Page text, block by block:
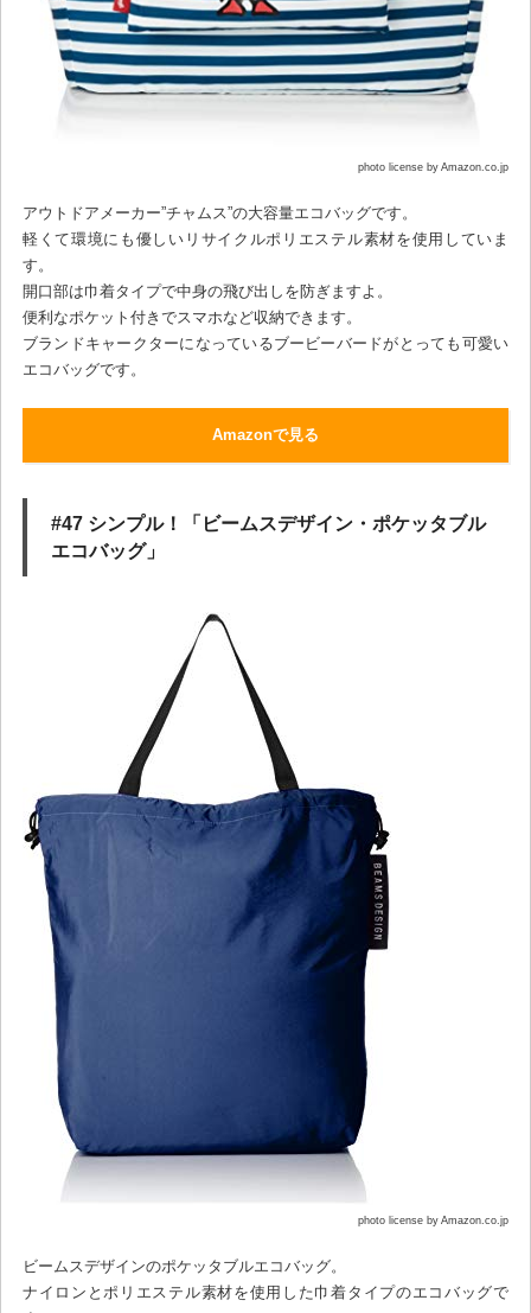
photo license by Amazon.co.jp
アウトドアメーカー”チャムス”の大容量エコバッグです。
軽くて環境にも優しいリサイクルポリエステル素材を使用していま
す。
開口部は巾着タイプで中身の飛び出しを防ぎますよ。
便利なポケット付きでスマホなど収納できます。
ブランドキャークターになっているブービーバードがとっても可愛い
エコバッグです。
Amazonで見る
#47 シンプル！「ビームスデザイン・ポケッタブル
エコバッグ」
photo license by Amazon.co.jp
ビームスデザインのポケッタブルエコバッグ。
ナイロンとポリエステル素材を使用した巾着タイプのエコバッグで